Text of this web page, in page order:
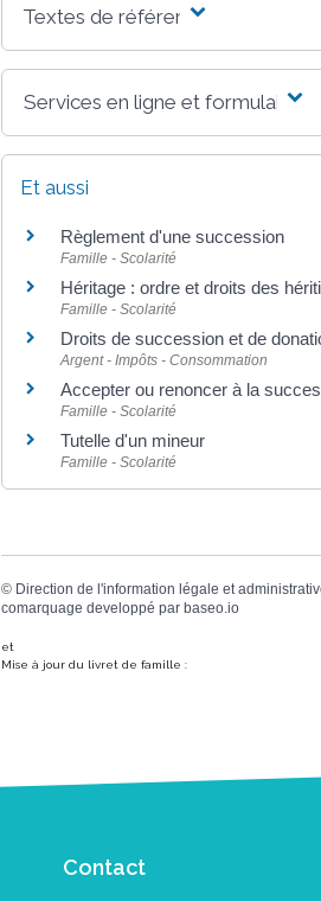
Textes de référence
Services en ligne et formulaires
Et aussi
Règlement d'une succession
Famille - Scolarité
Héritage : ordre et droits des
Famille - Scolarité
Droits de succession et de
Argent - Impôts - Consommation
Accepter ou renoncer à la
Famille - Scolarité
Tutelle d'un mineur
Famille - Scolarité
© Direction de l'information légale et
comarquage developpé par baseo.io
et
Mise à jour du livret de famille :
Contact